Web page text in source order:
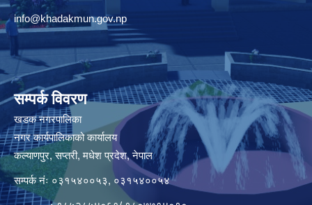
info@khadakmun.gov.np
सम्पर्क विवरण
खडक नगरपालिका
नगर कार्यपालिकाको कार्यालय
कल्याणपुर, सप्तरी, मधेश प्रदेश, नेपाल
सम्पर्क नंः ०३१५४००५३, ०३१५४००५४